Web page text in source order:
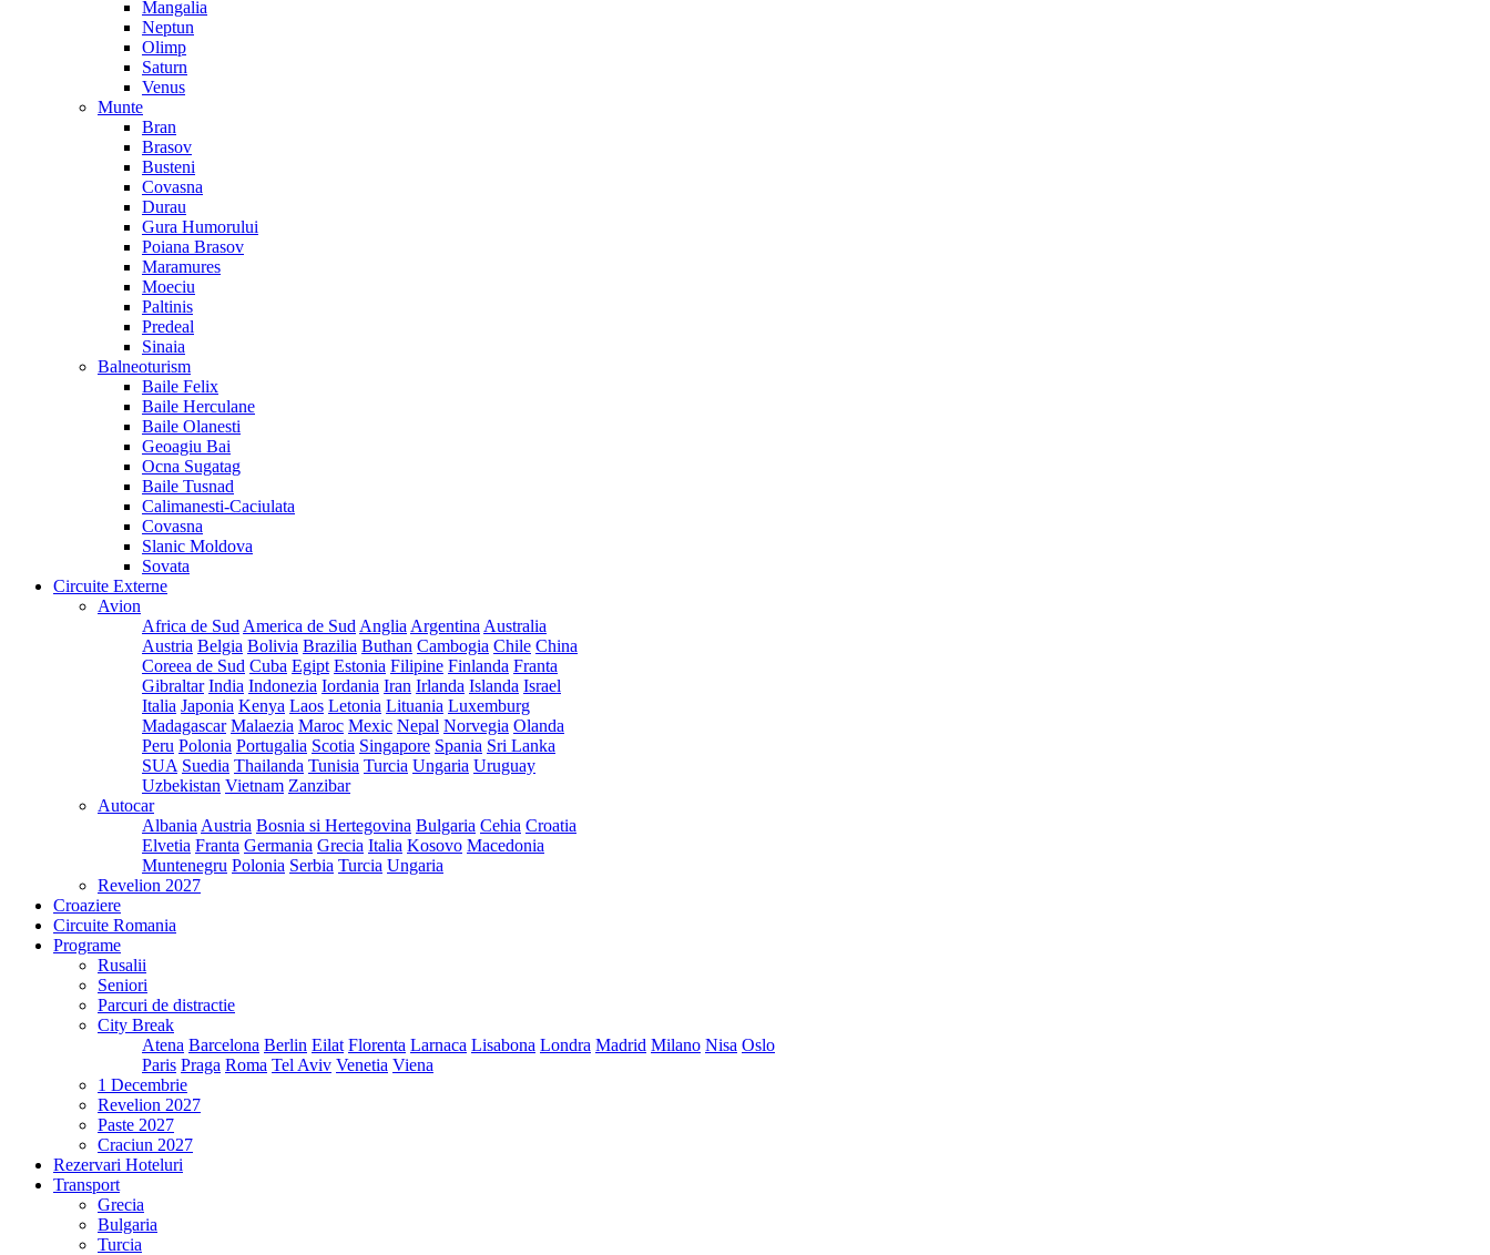
Mangalia
Neptun
Olimp
Saturn
Venus
Munte
Bran
Brasov
Busteni
Covasna
Durau
Gura Humorului
Poiana Brasov
Maramures
Moeciu
Paltinis
Predeal
Sinaia
Balneoturism
Baile Felix
Baile Herculane
Baile Olanesti
Geoagiu Bai
Ocna Sugatag
Baile Tusnad
Calimanesti-Caciulata
Covasna
Slanic Moldova
Sovata
Circuite Externe
Avion
Africa de Sud America de Sud Anglia Argentina Australia
Austria Belgia Bolivia Brazilia Buthan Cambogia Chile China
Coreea de Sud Cuba Egipt Estonia Filipine Finlanda Franta
Gibraltar India Indonezia Iordania Iran Irlanda Islanda Israel
Italia Japonia Kenya Laos Letonia Lituania Luxemburg
Madagascar Malaezia Maroc Mexic Nepal Norvegia Olanda
Peru Polonia Portugalia Scotia Singapore Spania Sri Lanka
SUA Suedia Thailanda Tunisia Turcia Ungaria Uruguay
Uzbekistan Vietnam Zanzibar
Autocar
Albania Austria Bosnia si Hertegovina Bulgaria Cehia Croatia
Elvetia Franta Germania Grecia Italia Kosovo Macedonia
Muntenegru Polonia Serbia Turcia Ungaria
Revelion 2027
Croaziere
Circuite Romania
Programe
Rusalii
Seniori
Parcuri de distractie
City Break
Atena Barcelona Berlin Eilat Florenta Larnaca Lisabona Londra Madrid Milano Nisa Oslo
Paris Praga Roma Tel Aviv Venetia Viena
1 Decembrie
Revelion 2027
Paste 2027
Craciun 2027
Rezervari Hoteluri
Transport
Grecia
Bulgaria
Turcia